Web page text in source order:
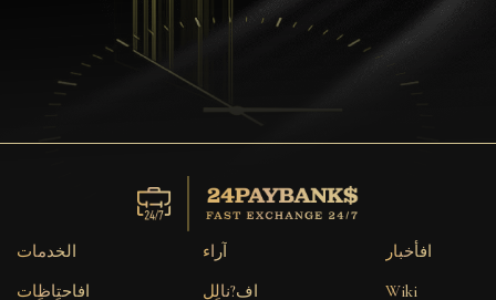
افسكغة
خرٍظة افكن?غ
الخدمات
افاحتٍاظٍات
آراء
اف?نالٍل
افأخبار
Wiki